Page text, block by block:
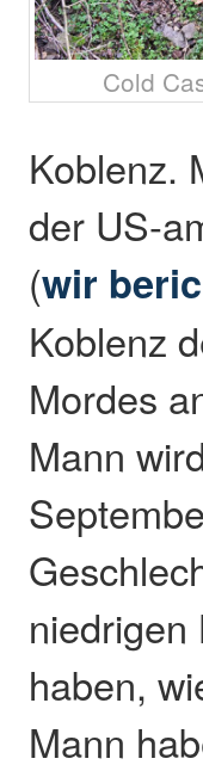
Cold
Koblenz.
der US-
(wir
Koblenz
Mordes
Mann
haben,
Mann